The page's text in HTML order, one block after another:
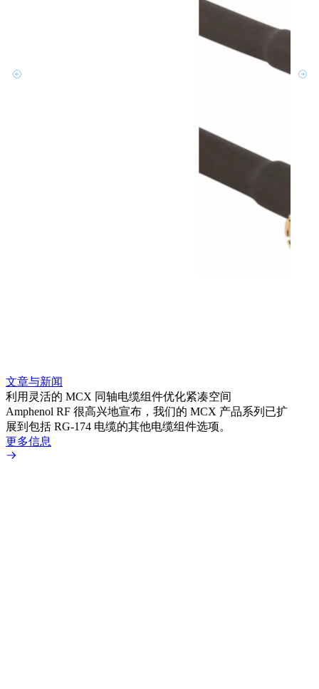
文章与新闻
利用灵活的 MCX 同轴电缆组件优化紧凑空间
Amphenol RF 很高兴地宣布，我们的 MCX 产品系列已扩
展到包括 RG-174 电缆的其他电缆组件选项。
更多信息